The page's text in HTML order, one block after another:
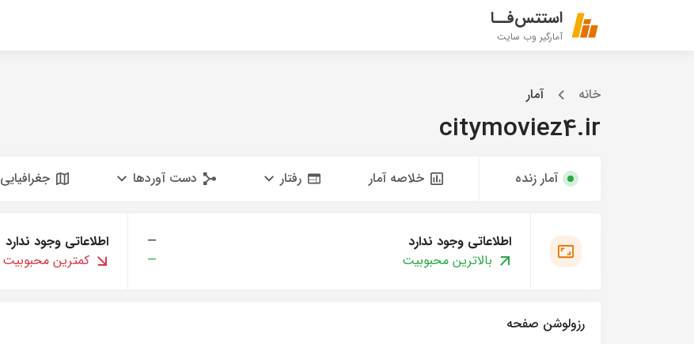
استتس‌فــا
آمارگیر وب سایت
خانه آمار
citymoviez4.ir
آمار زنده خلاصه آمار رفتار دست آوردها جغرافیایی
اطلاعاتی وجود ندارد
—
بالاترین محبوبیت
—
اطلاعاتی وجود ندارد
کمترین محبوبیت
رزولوشن صفحه